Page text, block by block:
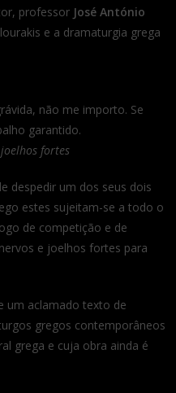
professor José António
e a dramaturgia grega
não me importo. Se
garantido.
fortes
despedir um dos seus dois
estes sujeitam-se a todo o
de competição e de
e joelhos fortes para
um aclamado texto de
gregos contemporâneos
grega e cuja obra ainda é